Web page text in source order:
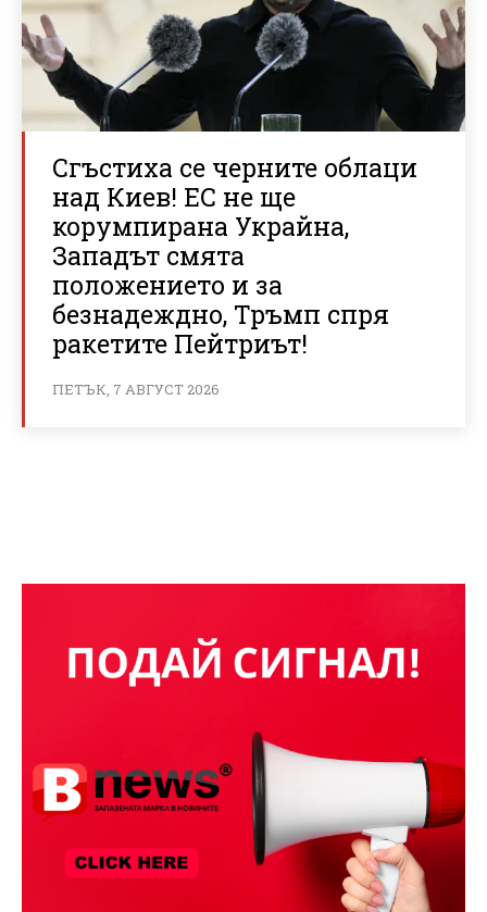
Сгъстиха се черните облаци
над Киев! ЕС не ще
корумпирана Украйна,
Западът смята
положението и за
безнадеждно, Тръмп спря
ракетите Пейтриът!
ПЕТЪК, 7 АВГУСТ 2026